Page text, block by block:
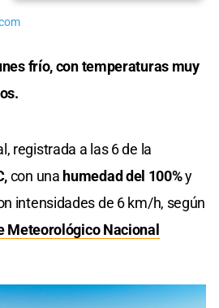
frío, con temperaturas muy
registrada a las 6 de la
con una humedad del 100%y
intensidades de 6 km/h, según
Meteorológico Nacional